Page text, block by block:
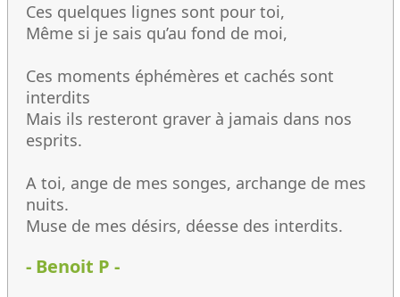
Ces quelques lignes sont pour toi,
Même si je sais qu’au fond de moi,
Ces moments éphémères et cachés sont
interdits
Mais ils resteront graver à jamais dans nos
esprits.
A toi, ange de mes songes, archange de mes
nuits.
Muse de mes désirs, déesse des interdits.
- Benoit P -